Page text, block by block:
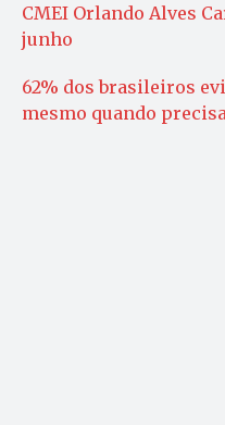
CMEI Orlando Alves
junho
62% dos brasileiros
mesmo quando